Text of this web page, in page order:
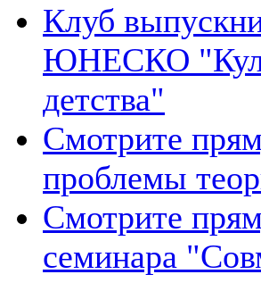
Клуб
ЮНЕСКО
детства"
Смотрите
проблемы
Смотрите
семинара